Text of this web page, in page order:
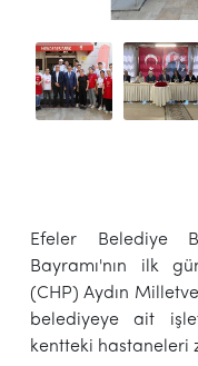
Efeler Belediye
Bayramı'nın ilk
(CHP) Aydın
belediyeye ait
kentteki hastaneleri